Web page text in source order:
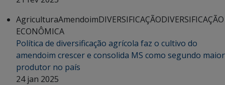
AgriculturaAmendoimDIVERSIFICAÇÃODIVERSIFICAÇÃO
ECONÔMICA
Política de diversificação agrícola faz o cultivo do
amendoim crescer e consolida MS como segundo maior
produtor no país
24 jan 2025